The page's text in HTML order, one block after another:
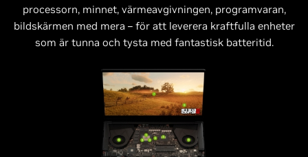
processorn, minnet, värmeavgivningen, programvaran,
bildskärmen med mera – för att leverera kraftfulla enheter
som är tunna och tysta med fantastisk batteritid.